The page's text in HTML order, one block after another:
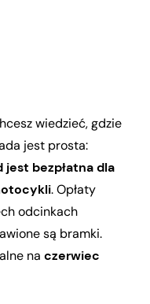
wiedzieć, gdzie
jest prosta:
bezpłatna dla
. Opłaty
odcinkach
są bramki.
na czerwiec